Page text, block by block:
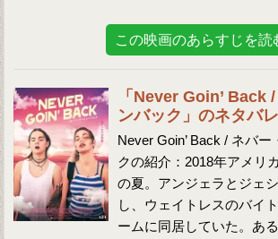
この映画のあらすじを読
「Never Goin’ Back
ンバック」のネタバ
Never Goin’ Back / ネバ
クの紹介：2018年アメリ
の夏。アンジェラとジェ
し、ウェイトレスのバイ
ームに同居していた。あ